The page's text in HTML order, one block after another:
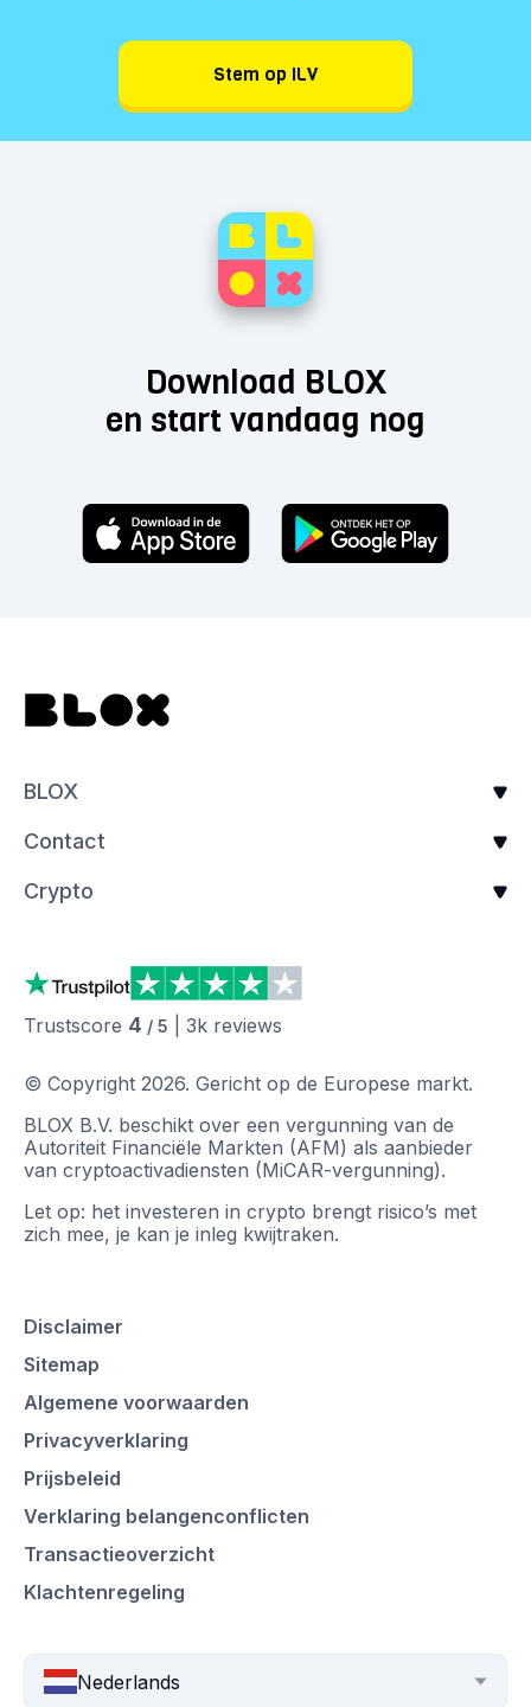
Stem op ILV
Download BLOX
en start vandaag nog
BLOX
Contact
Crypto
Trustscore 4 / 5 3k reviews
© Copyright 2026. Gericht op de Europese markt.
BLOX B.V. beschikt over een vergunning van de
Autoriteit Financiële Markten (AFM) als aanbieder
van cryptoactivadiensten (MiCAR-vergunning).
Let op: het investeren in crypto brengt risico’s met
zich mee, je kan je inleg kwijtraken.
Disclaimer
Sitemap
Algemene voorwaarden
Privacyverklaring
Prijsbeleid
Verklaring belangenconflicten
Transactieoverzicht
Klachtenregeling
Nederlands